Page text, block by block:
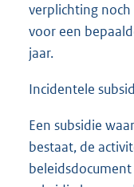
verplichting
voor een
jaar.
Incidentele
Een subsidie
bestaat, de